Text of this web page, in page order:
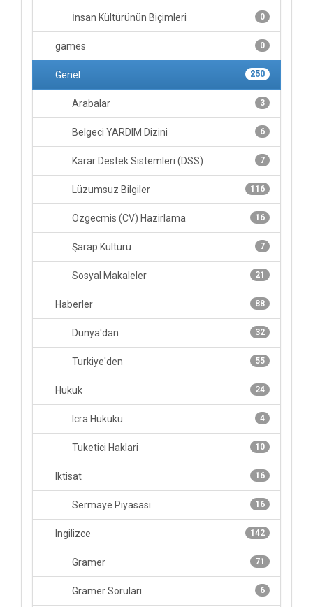
0
İnsan Kültürünün Biçimleri
0
games
250
Genel
3
Arabalar
6
Belgeci YARDIM Dizini
7
Karar Destek Sistemleri (DSS)
116
Lüzumsuz Bilgiler
16
Ozgecmis (CV) Hazirlama
7
Şarap Kültürü
21
Sosyal Makaleler
88
Haberler
32
Dünya'dan
55
Turkiye'den
24
Hukuk
4
Icra Hukuku
10
Tuketici Haklari
16
Iktisat
16
Sermaye Piyasası
142
Ingilizce
71
Gramer
6
Gramer Soruları